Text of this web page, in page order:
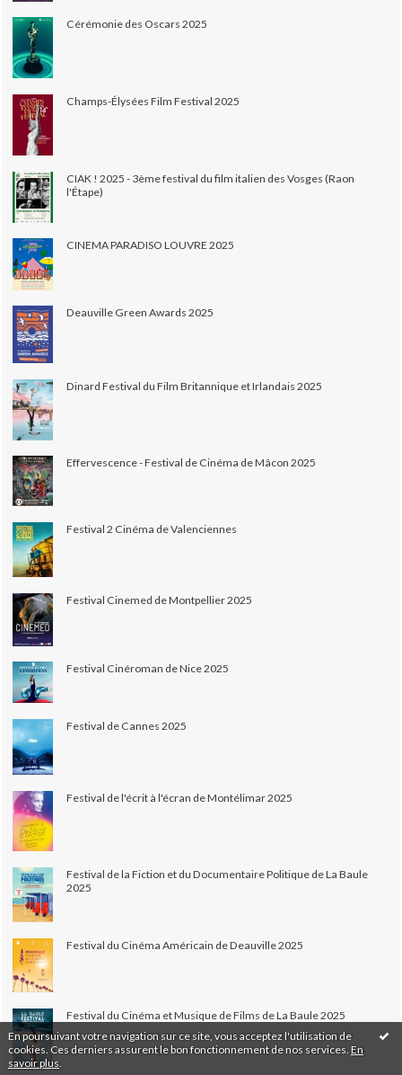
En poursuivant votre navigation sur ce site, vous acceptez l'utilisation de
cookies. Ces derniers assurent le bon fonctionnement de nos services. En
savoir plus
Cérémonie des Oscars 2025
Champs-Élysées Film Festival 2025
CIAK ! 2025 - 3ème festival du film italien des Vosges (Raon
l'Étape)
CINEMA PARADISO LOUVRE 2025
Deauville Green Awards 2025
Dinard Festival du Film Britannique et Irlandais 2025
Effervescence - Festival de Cinéma de Mâcon 2025
Festival 2 Cinéma de Valenciennes
Festival Cinemed de Montpellier 2025
Festival Cinéroman de Nice 2025
Festival de Cannes 2025
Festival de l'écrit à l'écran de Montélimar 2025
Festival de la Fiction et du Documentaire Politique de La Baule
2025
Festival du Cinéma Américain de Deauville 2025
Festival du Cinéma et Musique de Films de La Baule 2025